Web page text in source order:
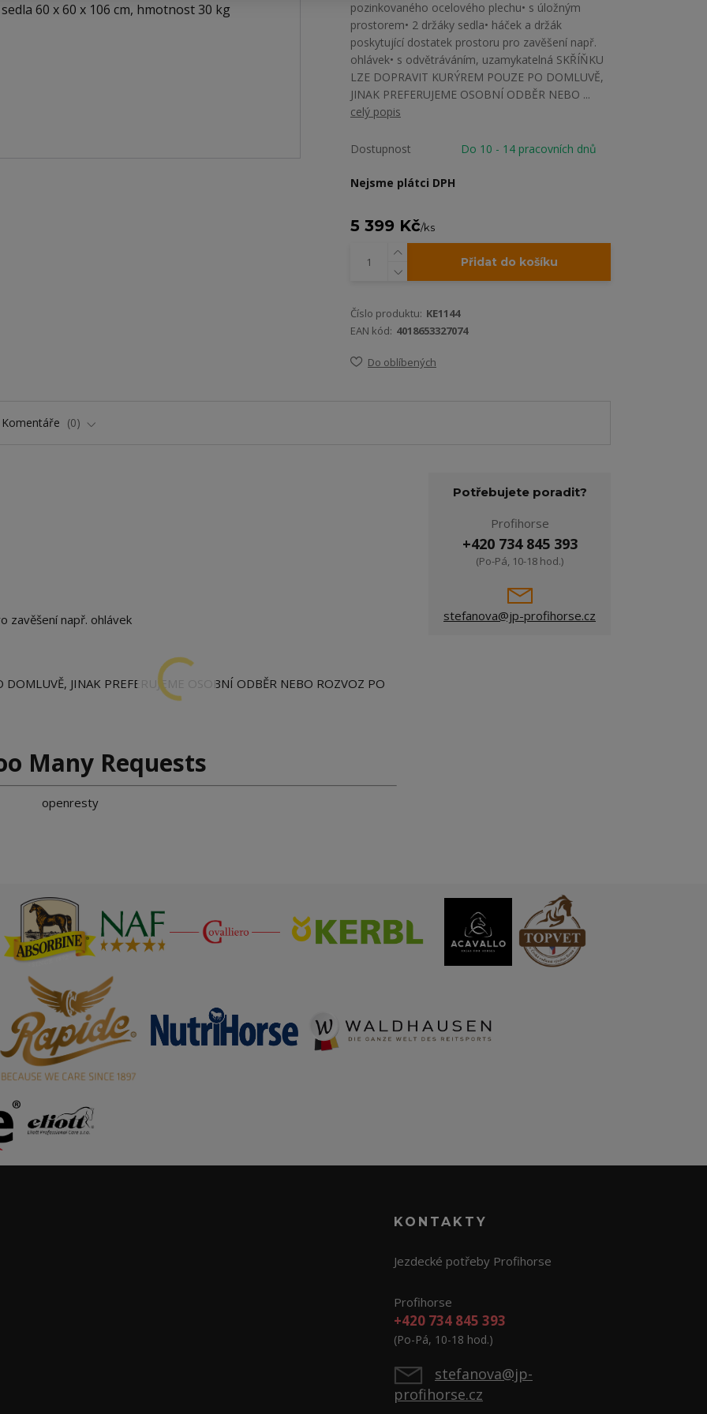
pozinkovaného ocelového plechu• s úložným
prostorem• 2 držáky sedla• háček a držák
poskytující dostatek prostoru pro zavěšení např.
ohlávek• s odvětráváním, uzamykatelná SKŘÍŇKU
LZE DOPRAVIT KURÝREM POUZE PO DOMLUVĚ,
JINAK PREFERUJEME OSOBNÍ ODBĚR NEBO ...
celý popis
Dostupnost Do 10 - 14 pracovních dnů
Nejsme plátci DPH
5 399 Kč/ks
Přidat do košíku
Číslo produktu: KE1144
EAN kód: 4018653327074
Do oblíbených
Komentáře 0
zavěšení např. ohlávek
JINAK PREFERUJEME OSOBNÍ ODBĚR NEBO ROZVOZ PO
Many Requests
openresty
Potřebujete poradit?
Profihorse
+420 734 845 393
(Po-Pá, 10-18 hod.)
stefanova@jp-profihorse.cz
KONTAKTY
Jezdecké potřeby Profihorse
Profihorse
+420 734 845 393
(Po-Pá, 10-18 hod.)
stefanova@jp-
profihorse.cz